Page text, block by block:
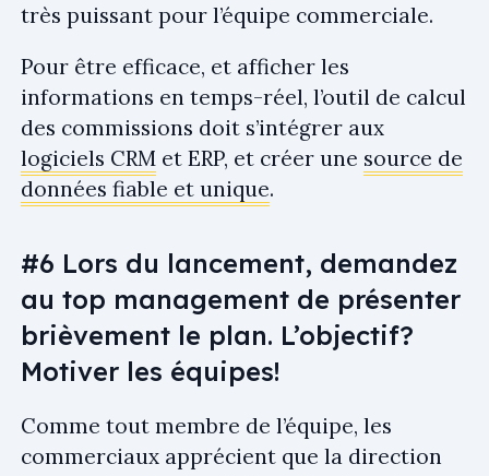
très puissant pour l’équipe commerciale.
Pour être efficace, et afficher les
informations en temps-réel, l’outil de calcul
des commissions doit s’intégrer aux
logiciels CRM et ERP, et créer une source de
données fiable et unique.
#6 Lors du lancement, demandez
au top management de présenter
brièvement le plan. L’objectif?
Motiver les équipes!
Comme tout membre de l’équipe, les
commerciaux apprécient que la direction